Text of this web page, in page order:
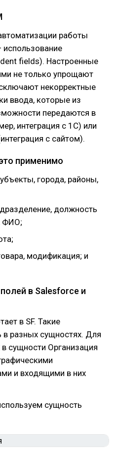
работы
fields). Настроенные
не только упрощают
некорректные
ввода, которые из
передаются в
интеграция с 1С) или
с сайтом).
применимо
города, районы,
должность
ФИО;
модификация; и
в Salesforce и
в SF. Такие
разных сущностях. Для
сущности Организация
и входящими в них
сущность